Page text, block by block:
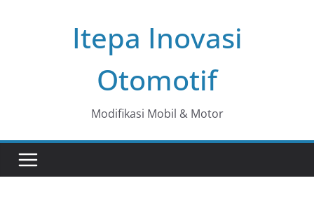
Itepa Inovasi
Otomotif
Modifikasi Mobil & Motor